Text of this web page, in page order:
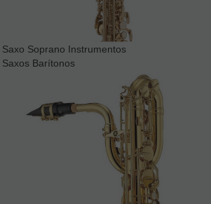
Saxo Soprano Instrumentos
Saxos Barítonos